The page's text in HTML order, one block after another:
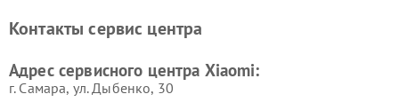
Ремонт стиральных машин
Ремонт смарт-часов Xiaomi
Контакты сервис центра
Адрес сервисного центра Xiaomi:
г. Самара, ул. Дыбенко, 30